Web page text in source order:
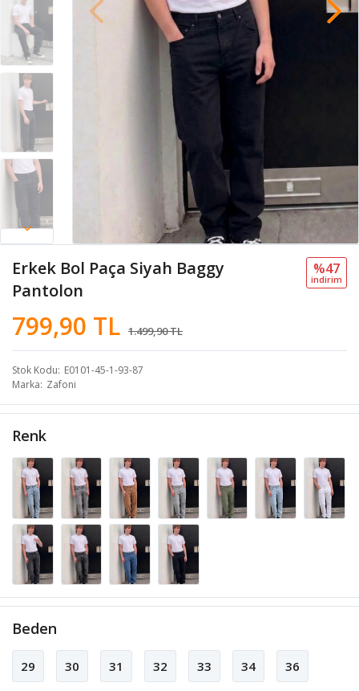
Erkek Bol Paça Siyah Baggy
Pantolon
799,90 TL 1.499,90 TL
%47
i̇ndi̇ri̇m
Stok Kodu E0101-45-1-93-87
Marka Zafoni
Renk
Beden
29 30 31 32 33 34 36